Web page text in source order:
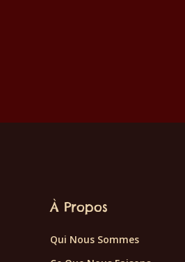
À Propos
Qui Nous Sommes